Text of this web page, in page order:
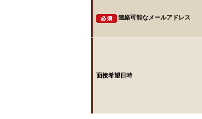
連絡可能なメールアドレス
面接希望日時